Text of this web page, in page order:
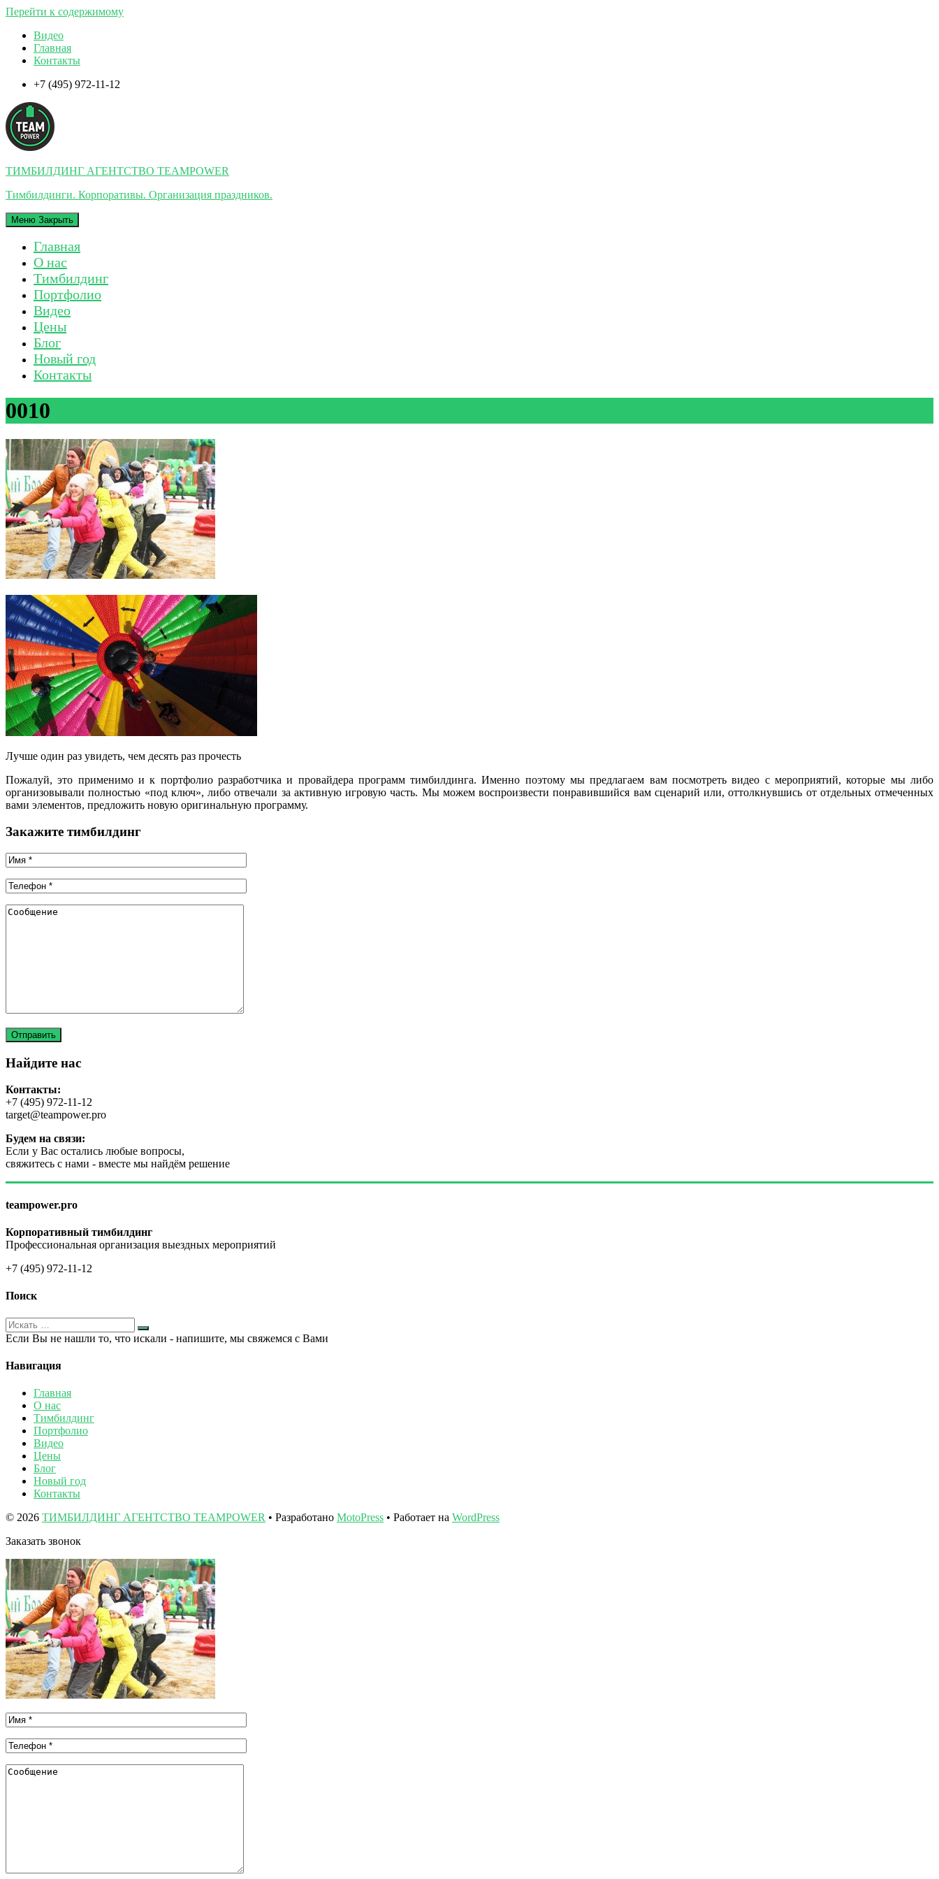
Перейти к содержимому
Видео
Главная
Контакты
+7 (495) 972-11-12
ТИМБИЛДИНГ АГЕНТСТВО TEAMPOWER
Тимбилдинги. Корпоративы. Организация праздников.
Меню Закрыть
Главная
О нас
Тимбилдинг
Портфолио
Видео
Цены
Блог
Новый год
Контакты
0010
Лучше один раз увидеть, чем десять раз прочесть
Пожалуй, это применимо и к портфолио разработчика и провайдера программ тимбилдинга. Именно поэтому мы предлагаем вам посмотреть видео с мероприятий, которые мы либо
организовывали полностью «под ключ», либо отвечали за активную игровую часть. Мы можем воспроизвести понравившийся вам сценарий или, оттолкнувшись от отдельных отмеченных
вами элементов, предложить новую оригинальную программу.
Закажите тимбилдинг
Найдите нас
Контакты:
+7 (495) 972-11-12
target@teampower.pro
Будем на связи:
Если у Вас остались любые вопросы,
свяжитесь с нами - вместе мы найдём решение
teampower.pro
Корпоративный тимбилдинг
Профессиональная организация выездных мероприятий
+7 (495) 972-11-12
Поиск
Если Вы не нашли то, что искали - напишите, мы свяжемся с Вами
Навигация
Главная
О нас
Тимбилдинг
Портфолио
Видео
Цены
Блог
Новый год
Контакты
© 2026 ТИМБИЛДИНГ АГЕНТСТВО TEAMPOWER • Разработано MotoPress • Работает на WordPress
Заказать звонок